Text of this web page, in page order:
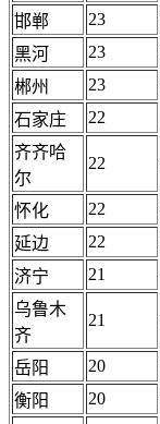
邯郸 23
黑河
23
郴州
23
石家庄
22
齐齐哈
尔
22
怀化 22
延边
22
济宁
21
乌鲁木
齐
21
岳阳 20
衡阳
20